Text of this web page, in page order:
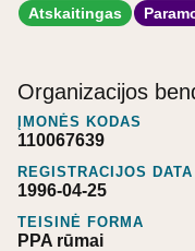
Atskaitingas
Organizacijos
ĮMONĖS KODAS
110067639
REGISTRACIJOS DATA
1996-04-25
TEISINĖ FORMA
PPA rūmai